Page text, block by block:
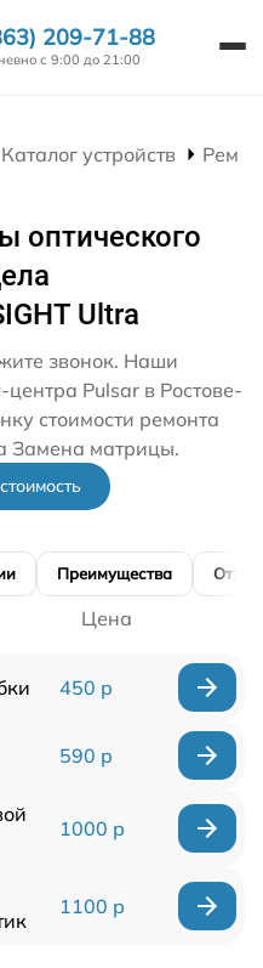
209-71-88
с 9:00 до 21:00
Каталог устройств
оптического
Ultra
звонок. Наши
Pulsar в Ростове-
стоимости ремонта
Замена матрицы.
Преимущества
Цена
450 р
590 р
1000 р
1100 р